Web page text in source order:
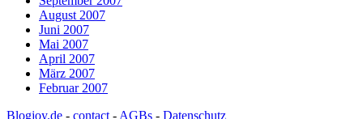
August 2007
Juni 2007
Mai 2007
April 2007
März 2007
Februar 2007
Blogjoy.de - contact - AGBs - Datenschutz